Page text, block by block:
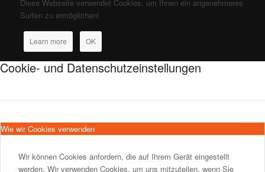
Diese Webseite verwendet Cookies, um Ihnen ein angenehmeres
Surfen zu ermöglichen!
Learn more OK
Cookie- und Datenschutzeinstellungen
Wie wir Cookies verwenden
Wir können Cookies anfordern, die auf Ihrem Gerät eingestellt
werden. Wir verwenden Cookies, um uns mitzuteilen, wenn Sie